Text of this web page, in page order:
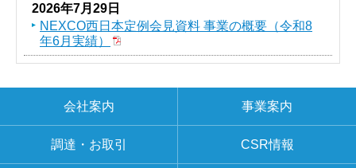
2026年7月29日
NEXCO西日本定例会見資料 事業の概要（令和8
年6月実績）
会社案内 事業案内
調達・お取引 CSR情報